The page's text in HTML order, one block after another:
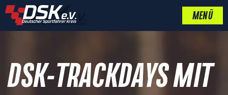
MENÜ
DSK-TRACKDAYS MIT